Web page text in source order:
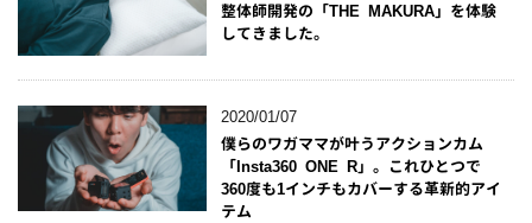
整体師開発の「THE MAKURA」を体験
してきました。
2020/01/07
僕らのワガママが叶うアクションカム
「Insta360 ONE R」。これひとつで
360度も1インチもカバーする革新的アイ
テム